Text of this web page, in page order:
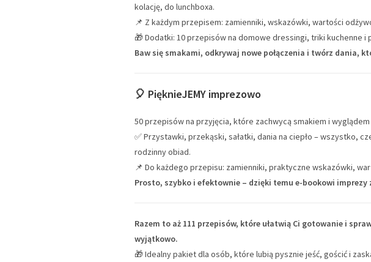
kolację, do lunchboxa.
📌 Z każdym przepisem: zamienniki, wskazówki, wartości
🎁 Dodatki: 10 przepisów na domowe dressingi, triki kuchenne i
Baw się smakami, odkrywaj nowe połączenia i twórz dania,
🎈 PięknieJEMY imprezowo
50 przepisów na przyjęcia, które zachwycą smakiem i
✅ Przystawki, przekąski, sałatki, dania na ciepło – wszystko,
rodzinny obiad.
📌 Do każdego przepisu: zamienniki, praktyczne wskazówki,
Prosto, szybko i efektownie – dzięki temu e-bookowi imprezy
Razem to aż 111 przepisów, które ułatwią Ci gotowanie i
wyjątkowo.
🎁 Idealny pakiet dla osób, które lubią pysznie jeść, gościć i